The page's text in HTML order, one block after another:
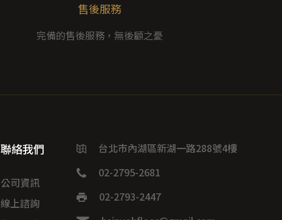
售後服務
完備的售後服務，無後顧之憂
聯絡我們
公司資訊
線上諮詢
台北市內湖區新湖一路288號4樓
02-2795-2681
02-2793-2447